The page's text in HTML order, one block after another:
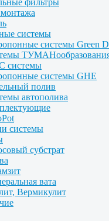
фильтры
системы
системы Green
системы
системы GHE
полив
автополива
системы
субстрат
вата
Вермикулит